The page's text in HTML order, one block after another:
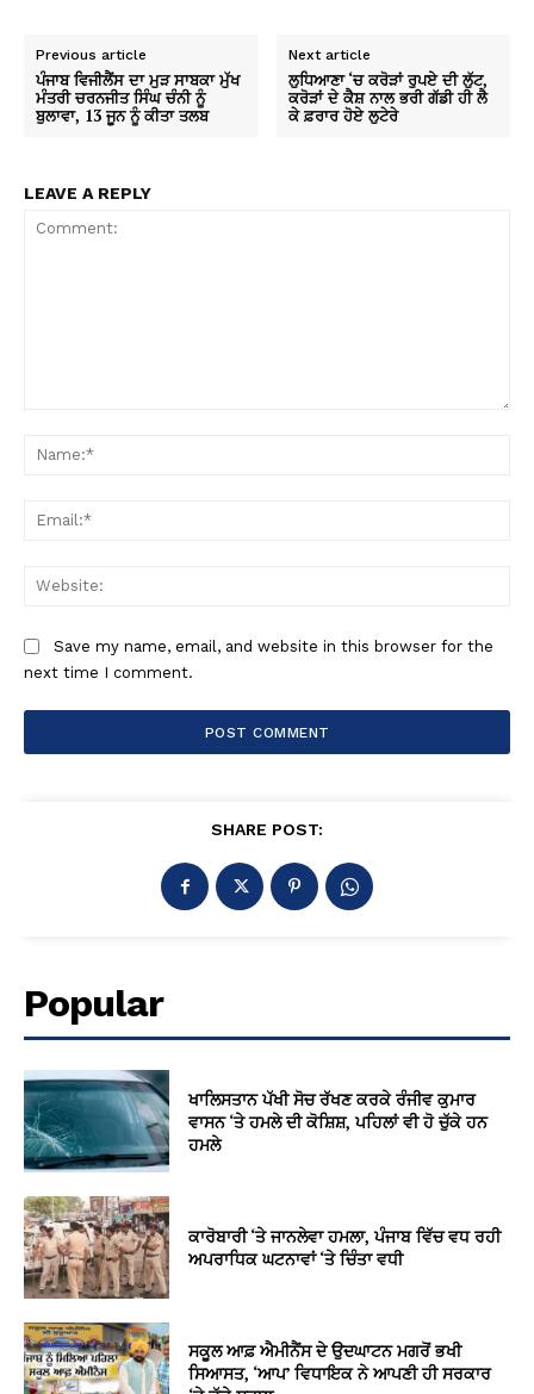
Previous article
ਪੰਜਾਬ ਵਿਜੀਲੈਂਸ ਦਾ ਮੁੜ ਸਾਬਕਾ ਮੁੱਖ
ਮੰਤਰੀ ਚਰਨਜੀਤ ਸਿੰਘ ਚੰਨੀ ਨੂੰ
ਬੁਲਾਵਾ, 13 ਜੂਨ ਨੂੰ ਕੀਤਾ ਤਲਬ
Next article
ਲੁਧਿਆਣਾ ‘ਚ ਕਰੋੜਾਂ ਰੁਪਏ ਦੀ ਲੁੱਟ,
ਕਰੋੜਾਂ ਦੇ ਕੈਸ਼ ਨਾਲ ਭਰੀ ਗੱਡੀ ਹੀ ਲੈ
ਕੇ ਫ਼ਰਾਰ ਹੋਏ ਲੁਟੇਰੇ
LEAVE A REPLY
Save my name, email, and website in this browser for the
next time I comment.
SHARE POST:
Popular
ਖਾਲਿਸਤਾਨ ਪੱਖੀ ਸੋਚ ਰੱਖਣ ਕਰਕੇ ਰੰਜੀਵ ਕੁਮਾਰ
ਵਾਸਨ ‘ਤੇ ਹਮਲੇ ਦੀ ਕੋਸ਼ਿਸ਼, ਪਹਿਲਾਂ ਵੀ ਹੋ ਚੁੱਕੇ ਹਨ
ਹਮਲੇ
ਕਾਰੋਬਾਰੀ ‘ਤੇ ਜਾਨਲੇਵਾ ਹਮਲਾ, ਪੰਜਾਬ ਵਿੱਚ ਵਧ ਰਹੀ
ਅਪਰਾਧਿਕ ਘਟਨਾਵਾਂ ‘ਤੇ ਚਿੰਤਾ ਵਧੀ
ਸਕੂਲ ਆਫ਼ ਐਮੀਨੈਂਸ ਦੇ ਉਦਘਾਟਨ ਮਗਰੋਂ ਭਖੀ
ਸਿਆਸਤ, ‘ਆਪ’ ਵਿਧਾਇਕ ਨੇ ਆਪਣੀ ਹੀ ਸਰਕਾਰ